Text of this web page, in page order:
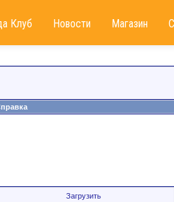
Клуб Новости Магазин
Загрузить